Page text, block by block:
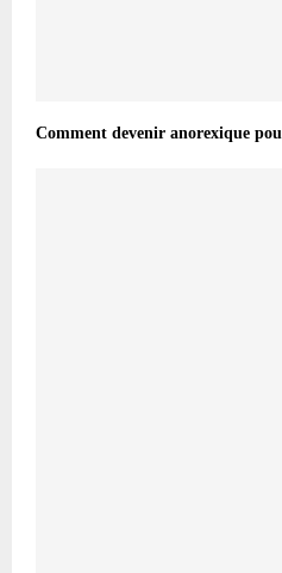
Comment devenir anorexique